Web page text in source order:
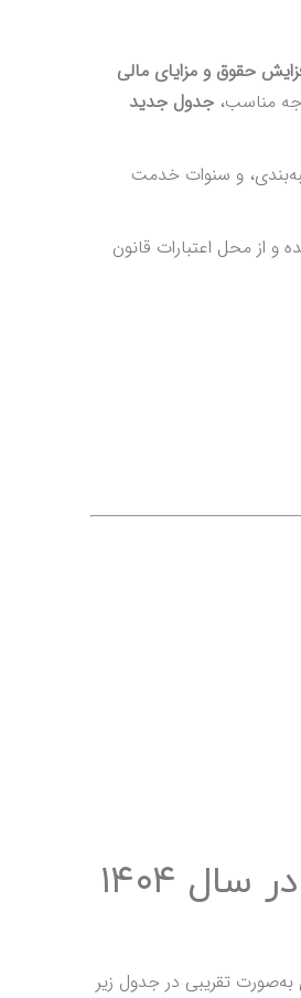
حقوق و مزایای مالی
جدول جدید
و سنوات خدمت
به سال قبل حدوداً بین ۱۰ تا ۲۵ درصد بیشتر شده و از محل اعتبارات قانون
📊 بخش دوم: جدول افزایش حقوق معلمان در سال ۱۴۰۴
افزایش حقوق معلمان در سال ۱۴۰۴ طبق رتبه‌بندی به‌صورت تقریبی در جدول زیر